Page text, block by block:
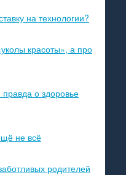
на технологии?
красоты», а про
о здоровье
не всё
родителей